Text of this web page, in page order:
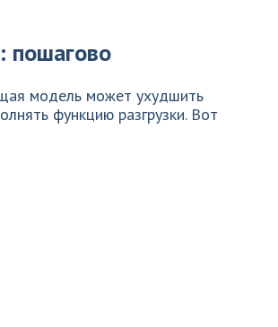
пошагово
модель может ухудшить
функцию разгрузки. Вот